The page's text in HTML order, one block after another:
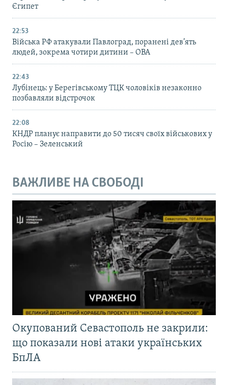
Єгипет
22:53
Війська РФ атакували Павлоград, поранені дев’ять
людей, зокрема чотири дитини – ОВА
22:43
Лубінець: у Берегівському ТЦК чоловіків незаконно
позбавляли відстрочок
22:08
КНДР планує направити до 50 тисяч своїх військових у
Росію – Зеленський
ВАЖЛИВЕ НА СВОБОДІ
Окупований Севастополь не закрили:
що показали нові атаки українських
БпЛА